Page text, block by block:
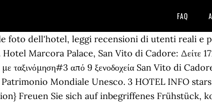
FAQ
dell'hotel, leggi recensioni di utenti reali e
Marcora Palace, San Vito di Cadore: Δείτε 171
ταξινόμηση#3 από 9 ξενοδοχεία San Vito di
Mondiale Unesco. 3 HOTEL INFO
Freuen Sie sich auf inbegriffenes Frühstück,